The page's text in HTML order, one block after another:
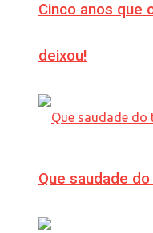
Cinco anos que
deixou!
Que saudade